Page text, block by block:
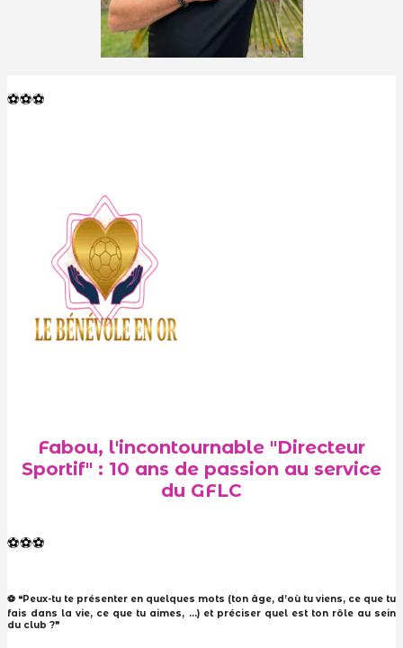
⚽️⚽️⚽️
Fabou, l'incontournable "Directeur
Sportif" : 10 ans de passion au service
du GFLC
⚽️⚽️⚽️
⚽ ❝Peux-tu te présenter en quelques mots (ton âge, d’où tu viens, ce que tu
fais dans la vie, ce que tu aimes, …) et préciser quel est ton rôle au sein
du club ?❞